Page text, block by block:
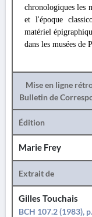
chronologiques les
et l'époque
matériel
dans les musées de
Mise en ligne
Bulletin de
Édition
Marie Frey
Extrait de
Gilles Touchais
BCH 107.2 (1983),